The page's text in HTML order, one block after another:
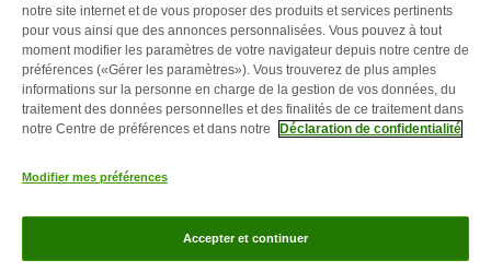
Qui sommes-nous ? Emplois
des déchets
Contact Frais et délai de livraison
Confidentialité
Virement bancaire
notre site internet et de vous proposer des produits et services pertinents
pour vous ainsi que des annonces personnalisées. Vous pouvez à tout
moment modifier les paramètres de votre navigateur depuis notre centre de
préférences («Gérer les paramètres»). Vous trouverez de plus amples
informations sur la personne en charge de la gestion de vos données, du
traitement des données personnelles et des finalités de ce traitement dans
notre Centre de préférences et dans notre
Déclaration de confidentialité
Modifier mes préférences
Accepter et continuer